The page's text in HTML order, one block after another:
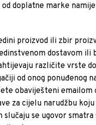
od doplatne marke
proizvod ili zbir
dostavom ili
različite vrste
od onog ponuđenog
obaviješteni emailom
za cijelu narudžbu
se ugovor